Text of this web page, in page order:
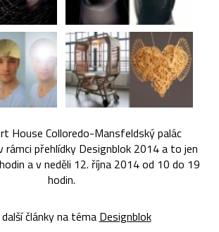
House Colloredo-Mansfeldský palác
rámci přehlídky Designblok 2014 a to jen
a v neděli 12. října 2014 od 10 do 19
hodin.
články na téma Designblok